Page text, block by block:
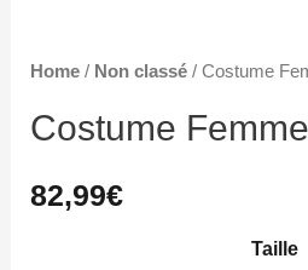
Home / Non classé / Costume
Costume
82,99€
Taille